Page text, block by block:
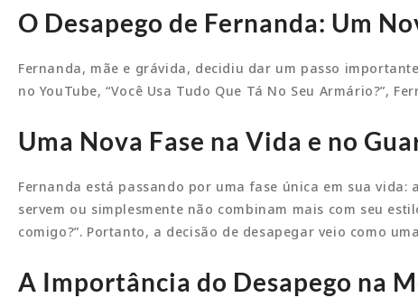
O Desapego de Fernanda: Um
Fernanda, mãe e grávida, decidiu dar um passo
no YouTube, “Você Usa Tudo Que Tá No Seu Armário?”,
Uma Nova Fase na Vida e no
Fernanda está passando por uma fase única em sua
servem ou simplesmente não combinam mais com seu
comigo?”. Portanto, a decisão de desapegar veio como
A Importância do Desapego na